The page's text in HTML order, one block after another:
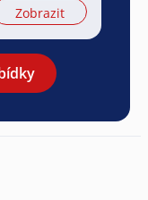
Zobrazit